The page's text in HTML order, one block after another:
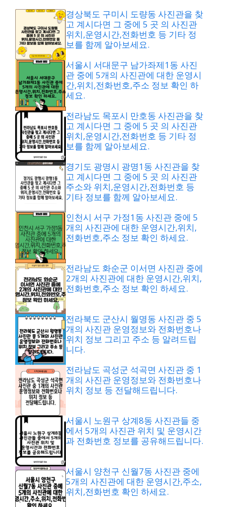
경상북도 구미시 도량동 사진관을 찾
고 계시다면 그 중에 5 곳 의 사진관
위치,운영시간,전화번호 등 기타 정
보를 함께 알아보세요.
서울시 서대문구 남가좌제1동 사진
관 중에 5개의 사진관에 대한 운영시
간,위치,전화번호,주소 정보 확인 하
세요.
전라남도 목포시 만호동 사진관을 찾
고 계시다면 그 중에 5 곳 의 사진관
위치,운영시간,전화번호 등 기타 정
보를 함께 알아보세요.
경기도 광명시 광명1동 사진관을 찾
고 계시다면 그 중에 5 곳 의 사진관
주소와 위치,운영시간,전화번호 등
기타 정보를 함께 알아보세요.
인천시 서구 가정1동 사진관 중에 5
개의 사진관에 대한 운영시간,위치,
전화번호,주소 정보 확인 하세요.
전라남도 화순군 이서면 사진관 중에
2개의 사진관에 대한 운영시간,위치,
전화번호,주소 정보 확인 하세요.
전라북도 군산시 월명동 사진관 중 5
개의 사진관 운영정보와 전화번호나
위치 정보 그리고 주소 등 알려드립
니다.
전라남도 곡성군 석곡면 사진관 중 1
개의 사진관 운영정보와 전화번호나
위치 정보 등 전달해드립니다.
서울시 노원구 상계8동 사진관들 중
에서 5개의 사진관 위치 및 운영시간
과 전화번호 정보를 공유해드립니다.
서울시 양천구 신월7동 사진관 중에
5개의 사진관에 대한 운영시간,주소,
위치,전화번호 확인 하세요.